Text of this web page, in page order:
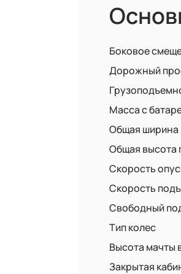
Боковое
Дорожный
Масса с
Общая ширина
Общая высота
Скорость
Скорость
Свободный
Тип колес
Высота мачты
Закрытая